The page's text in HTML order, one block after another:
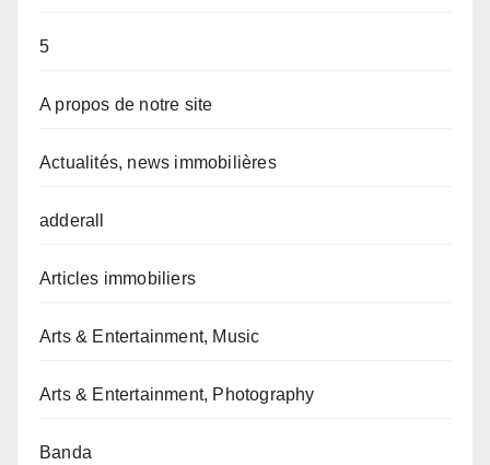
5
A propos de notre site
Actualités, news immobilières
adderall
Articles immobiliers
Arts & Entertainment, Music
Arts & Entertainment, Photography
Banda